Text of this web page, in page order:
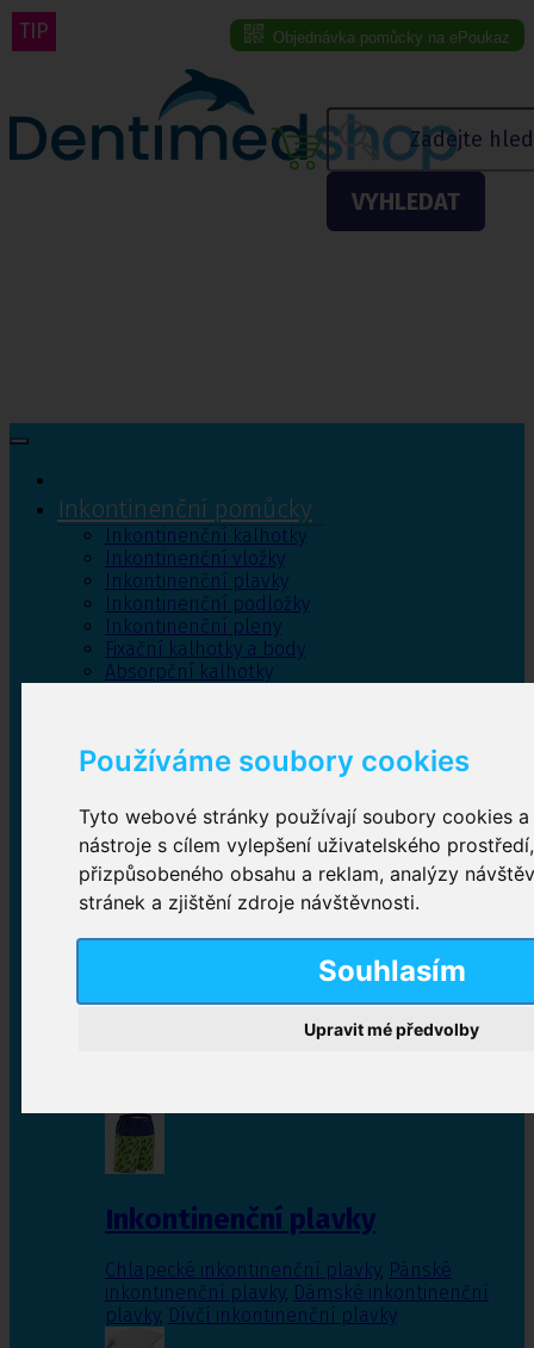
Používáme soubory cookies
Tyto webové stránky používají soubory cookies
nástroje s cílem vylepšení uživatelského
přizpůsobeného obsahu a reklam, analýzy
stránek a zjištění zdroje návštěvnosti.
Souhlasím
Upravit mé předvolby
Objednávka pomůcky na ePoukaz
VYHLEDAT
Menu eshopu
Inkontinenční pomůcky
Inkontinenční kalhotky
Inkontinenční vložky
Inkontinenční plavky
Inkontinenční podložky
Inkontinenční pleny
Fixační kalhotky a body
Absorpční kalhotky
Inkontinenční kalhotky
Plenkové kalhotky navlékací,Plenkové kalhotky
zalepovací,Inkontinenční kalhotky dámské
Inkontinenční vložky
Inkontinenční plavky
Chlapecké inkontinenční plavky, Pánské
inkontinenční plavky, Dámské inkontinenční
plavky, Dívčí inkontinenční plavky
TIP